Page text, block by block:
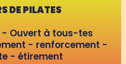
DE PILATES
- Ouvert à tous-tes
- renforcement -
- étirement